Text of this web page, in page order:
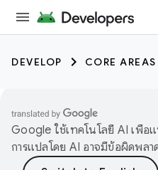
DEVELOP CORE AREAS
Google ใช้เทคโนโลยี AI เพื่อ
การแปลโดย AI อาจมีข้อผิดพลา